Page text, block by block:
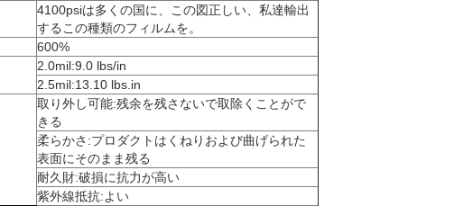
4100psiは多くの国に、この図正しい、私達輸出
するこの種類のフィルムを。
600%
2.0mil:9.0 lbs/in
2.5mil:13.10 lbs.in
取り外し可能:残余を残さないで取除くことがで
きる
柔らかさ:プロダクトはくねりおよび曲げられた
表面にそのまま残る
耐久財:破損に抗力が高い
紫外線抵抗:よい